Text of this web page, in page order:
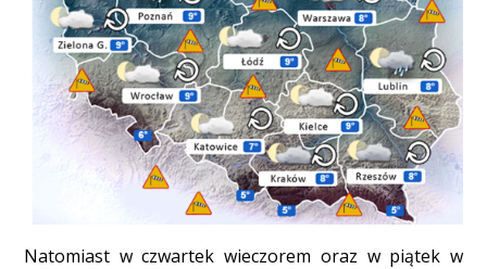
Natomiast w czwartek wieczorem oraz w piątek w